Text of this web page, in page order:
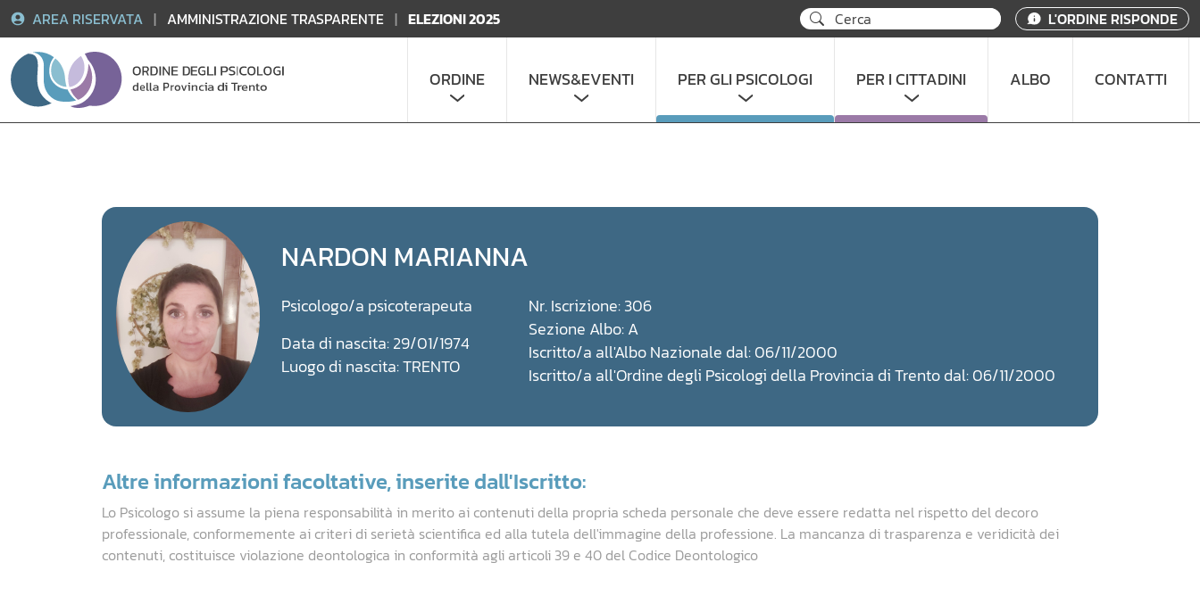
contenuto
AREA RISERVATA | AMMINISTRAZIONE TRASPARENTE | ELEZIONI 2025 L'ORDINE RISPONDE
ORDINE NEWS&EVENTI PER GLI PSICOLOGI PER I CITTADINI ALBO CONTATTI
NARDON MARIANNA
Psicologo/a psicoterapeuta
Data di nascita: 29/01/1974
Luogo di nascita: TRENTO
Nr. Iscrizione: 306
Sezione Albo: A
Iscritto/a all'Albo Nazionale dal: 06/11/2000
Iscritto/a all'Ordine degli Psicologi della Provincia di Trento dal: 06/11/2000
Altre informazioni facoltative, inserite dall'Iscritto:
Lo Psicologo si assume la piena responsabilità in merito ai contenuti della propria scheda personale che deve essere redatta nel rispetto del decoro
professionale, conformemente ai criteri di serietà scientifica ed alla tutela dell'immagine della professione. La mancanza di trasparenza e veridicità dei
contenuti, costituisce violazione deontologica in conformità agli articoli 39 e 40 del Codice Deontologico